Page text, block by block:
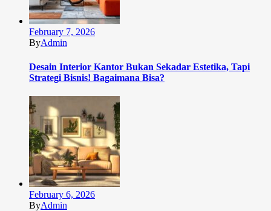
February 7, 2026
ByAdmin
Desain Interior Kantor Bukan Sekadar Estetika, Tapi
Strategi Bisnis! Bagaimana Bisa?
February 6, 2026
ByAdmin